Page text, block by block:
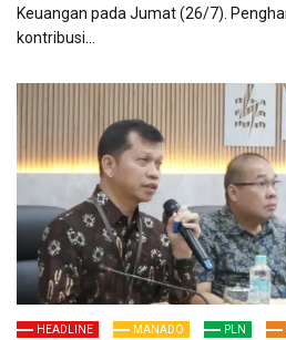
Keuangan pada Jumat (26/7).
kontribusi…
HEADLINE MANADO PLN